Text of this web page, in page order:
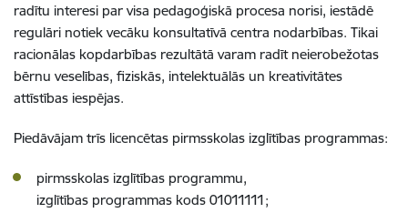
radītu interesi par visa pedagoģiskā procesa norisi, iestādē
regulāri notiek vecāku konsultatīvā centra nodarbības. Tikai
racionālas kopdarbības rezultātā varam radīt neierobežotas
bērnu veselības, fiziskās, intelektuālās un kreativitātes
attīstības iespējas.
Piedāvājam trīs licencētas pirmsskolas izglītības programmas:
pirmsskolas izglītības programmu,
izglītības programmas kods 01011111;